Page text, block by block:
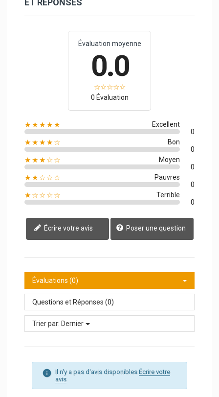
ET RÉPONSES
Évaluation moyenne
0.0
0 Évaluation
★★★★★
Excellent
0
★★★★☆
Bon
0
★★★☆☆
Moyen
0
★★☆☆☆
Pauvres
0
★☆☆☆☆
Terrible
0
Écrire votre avis Poser une question
Évaluations (0)
Questions et Réponses (0)
Trier par: Dernier
Il n'y a pas d'avis disponibles Écrire votre
avis